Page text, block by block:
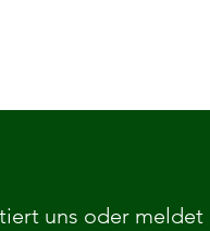
uns oder meldet